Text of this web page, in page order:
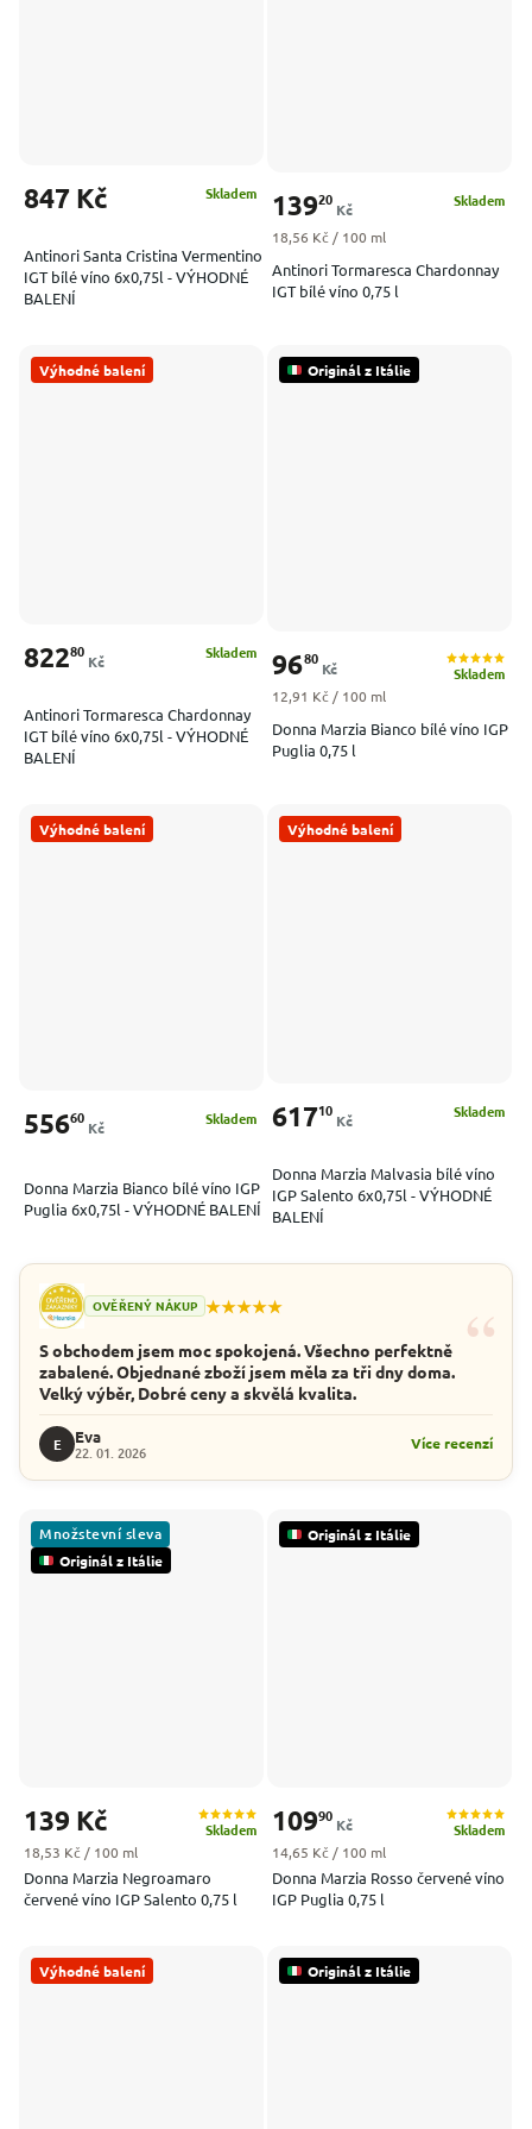
Antinori Santa Cristina Vermentino
IGT bílé víno 6x0,75l - VÝHODNÉ
BALENÍ
Skladem
847 Kč
Antinori Tormaresca Chardonnay
IGT bílé víno 0,75 l
Skladem
13920
Kč
Měrná cena:
18,56 Kč / 100 ml
Výhodné balení
Antinori Tormaresca Chardonnay
IGT bílé víno 6x0,75l - VÝHODNÉ
BALENÍ
Skladem
82280
Kč
Originál z Itálie
Donna Marzia Bianco bílé víno IGP
Puglia 0,75 l
Skladem
9680
Kč
Měrná cena:
12,91 Kč / 100 ml
Výhodné balení
Donna Marzia Bianco bílé víno IGP
Puglia 6x0,75l - VÝHODNÉ BALENÍ
Skladem
55660
Kč
Výhodné balení
Donna Marzia Malvasia bílé víno
IGP Salento 6x0,75l - VÝHODNÉ
BALENÍ
Skladem
61710
Kč
OVĚŘENÝ NÁKUP ★★★★★ “
S obchodem jsem moc spokojená. Všechno perfektně
zabalené. Objednané zboží jsem měla za tři dny doma.
Velký výběr, Dobré ceny a skvělá kvalita.
E
Eva
22. 01. 2026
Více recenzí
Originál z Itálie
Množstevní sleva
Donna Marzia Negroamaro
červené víno IGP Salento 0,75 l
Skladem
139 Kč
Měrná cena:
18,53 Kč / 100 ml
Originál z Itálie
Donna Marzia Rosso červené víno
IGP Puglia 0,75 l
Skladem
10990
Kč
Měrná cena:
14,65 Kč / 100 ml
Výhodné balení Originál z Itálie